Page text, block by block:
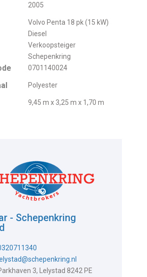
2005
Volvo Penta 18 pk (15 kW)
Diesel
Verkoopsteiger
Schepenkring
0701140024
Polyester
9,45 m x 3,25 m x 1,70 m
- Schepenkring
3, Lelystad 8242 PE